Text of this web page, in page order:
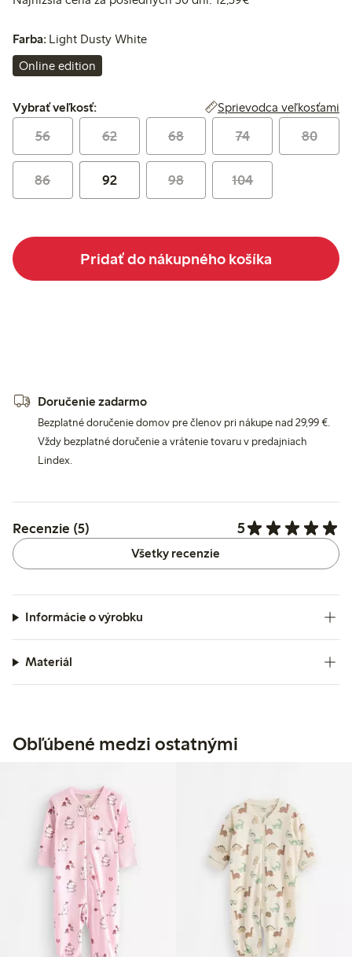
Farba: Light Dusty White
Online edition
Vybrať veľkosť:
Vybrať veľkosť: Sprievodca veľkosťami
56 62 68 74 80
86 92 98 104
Pridať do nákupného košíka
Doručenie zadarmo
Bezplatné doručenie domov pre členov pri nákupe nad 29,99 €.
Vždy bezplatné doručenie a vrátenie tovaru v predajniach
Lindex.
Recenzie (5) 5
Všetky recenzie
Informácie o výrobku
Materiál
Obľúbené medzi ostatnými